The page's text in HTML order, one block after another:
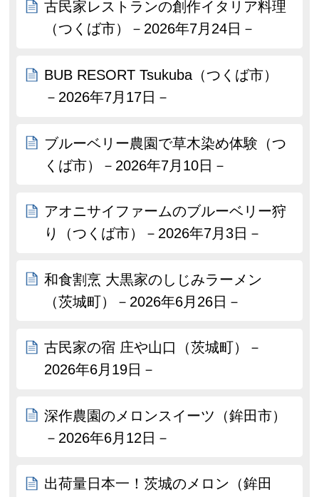
古民家レストランの創作イタリア料理
（つくば市）－2026年7月24日－
BUB RESORT Tsukuba（つくば市）
－2026年7月17日－
ブルーベリー農園で草木染め体験（つ
くば市）－2026年7月10日－
アオニサイファームのブルーベリー狩
り（つくば市）－2026年7月3日－
和食割烹 大黒家のしじみラーメン
（茨城町）－2026年6月26日－
古民家の宿 庄や山口（茨城町）－
2026年6月19日－
深作農園のメロンスイーツ（鉾田市）
－2026年6月12日－
出荷量日本一！茨城のメロン（鉾田